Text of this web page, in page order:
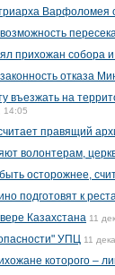
Варфоломея
прихожан собора и
отказа
въезжать на
14:05
правящий
волонтерам,
осторожнее,
подготовят к
Казахстана 11
УПЦ 11
которого –